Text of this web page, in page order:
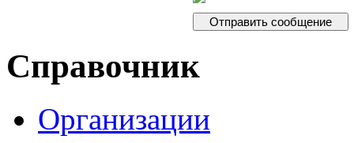
Справочник
Организации